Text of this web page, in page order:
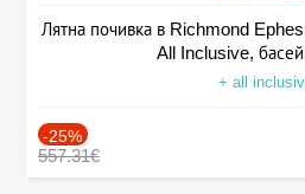
Лятна почивка в Richmond
All Inclusive,
+ all
-25%
557.31€